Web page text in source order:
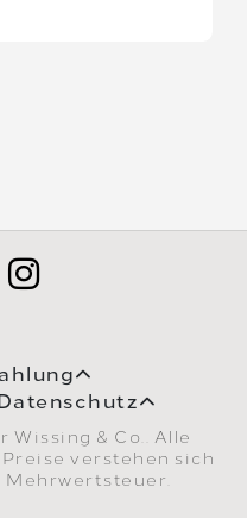
& Co.. Alle
verstehen sich
Mehrwertsteuer.